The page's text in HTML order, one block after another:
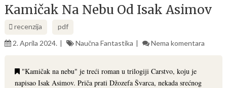
Kamičak Na Nebu Od Isak Asimov
recenzija
pdf
2. Aprila 2024.
Naučna Fantastika Nema komentara
"Kamičak na nebu" je treći roman u trilogiji Carstvo, koju je
napisao Isak Asimov. Priča prati Džozefa Švarca, nekada srećnog